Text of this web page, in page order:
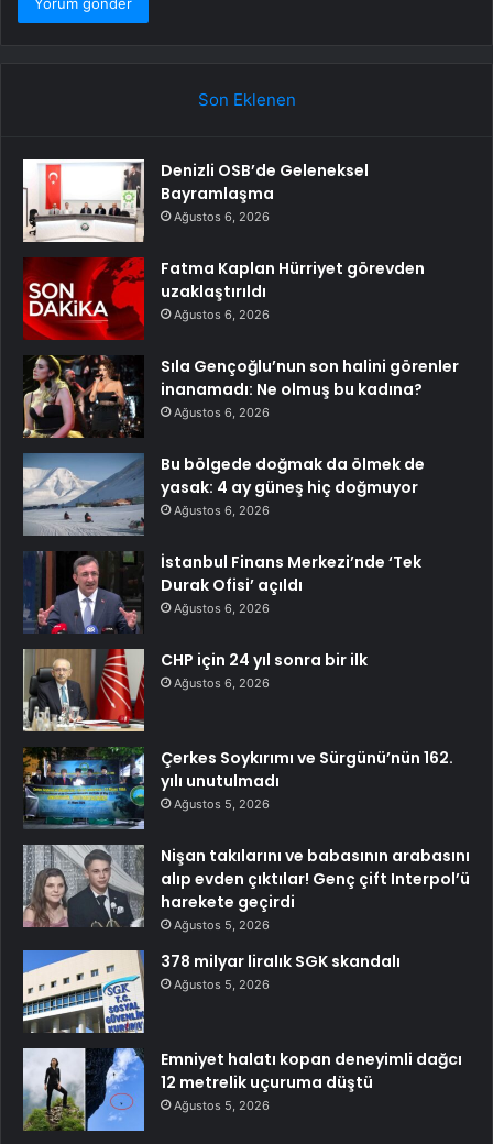
Son Eklenen
Denizli OSB’de Geleneksel
Bayramlaşma
Ağustos 6, 2026
Fatma Kaplan Hürriyet görevden
uzaklaştırıldı
Ağustos 6, 2026
Sıla Gençoğlu’nun son halini görenler
inanamadı: Ne olmuş bu kadına?
Ağustos 6, 2026
Bu bölgede doğmak da ölmek de
yasak: 4 ay güneş hiç doğmuyor
Ağustos 6, 2026
İstanbul Finans Merkezi’nde ‘Tek
Durak Ofisi’ açıldı
Ağustos 6, 2026
CHP için 24 yıl sonra bir ilk
Ağustos 6, 2026
Çerkes Soykırımı ve Sürgünü’nün 162.
yılı unutulmadı
Ağustos 5, 2026
Nişan takılarını ve babasının arabasını
alıp evden çıktılar! Genç çift Interpol’ü
harekete geçirdi
Ağustos 5, 2026
378 milyar liralık SGK skandalı
Ağustos 5, 2026
Emniyet halatı kopan deneyimli dağcı
12 metrelik uçuruma düştü
Ağustos 5, 2026